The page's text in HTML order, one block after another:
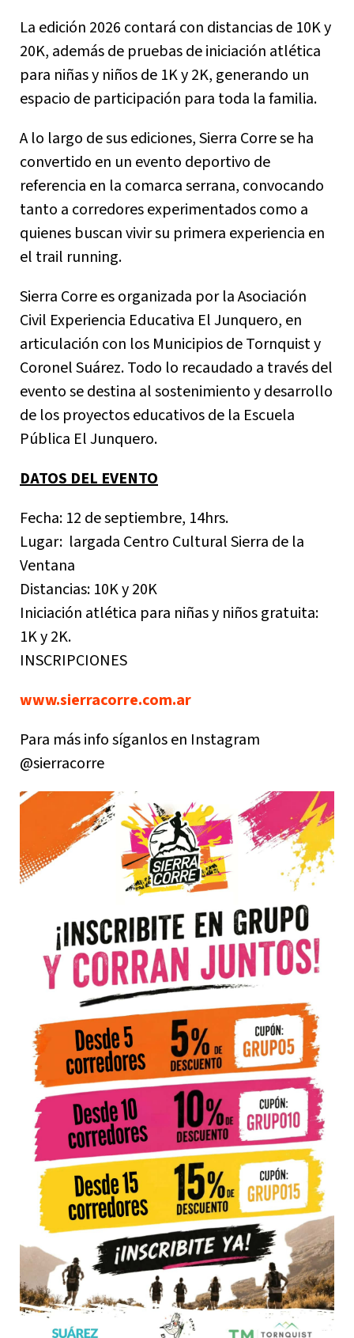
La edición 2026 contará con distancias de 10K y
20K, además de pruebas de iniciación atlética
para niñas y niños de 1K y 2K, generando un
espacio de participación para toda la familia.
A lo largo de sus ediciones, Sierra Corre se ha
convertido en un evento deportivo de
referencia en la comarca serrana, convocando
tanto a corredores experimentados como a
quienes buscan vivir su primera experiencia en
el trail running.
Sierra Corre es organizada por la Asociación
Civil Experiencia Educativa El Junquero, en
articulación con los Municipios de Tornquist y
Coronel Suárez. Todo lo recaudado a través del
evento se destina al sostenimiento y desarrollo
de los proyectos educativos de la Escuela
Pública El Junquero.
DATOS DEL EVENTO
Fecha: 12 de septiembre, 14hrs.
Lugar: largada Centro Cultural Sierra de la
Ventana
Distancias: 10K y 20K
Iniciación atlética para niñas y niños gratuita:
1K y 2K.
INSCRIPCIONES
www.sierracorre.com.ar
Para más info síganlos en Instagram
@sierracorre